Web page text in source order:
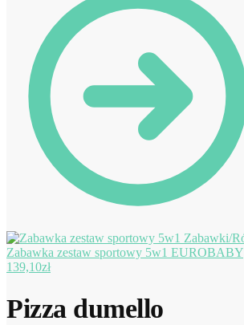
Zabawka zestaw sportowy 5w1 EUROBABY
139,10zł
Pizza dumello